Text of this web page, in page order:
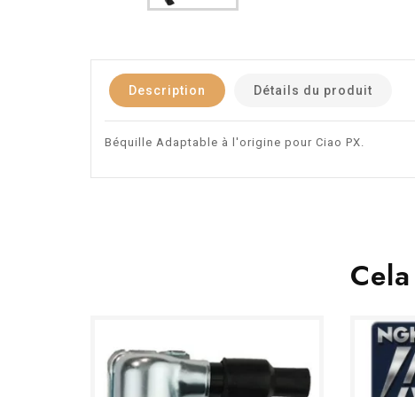
Description Détails du produit
Béquille Adaptable à l'origine pour Ciao PX.